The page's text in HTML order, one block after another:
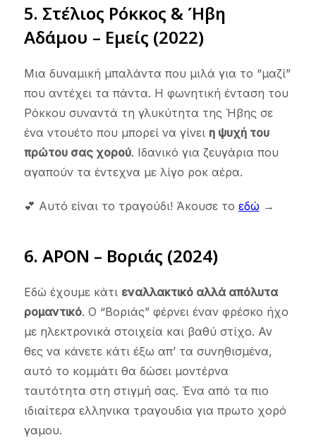
5. Στέλιος Ρόκκος & Ήβη
Αδάμου – Εμείς (2022)
Μια δυναμική μπαλάντα που μιλά για το “μαζί”
που αντέχει τα πάντα. Η φωνητική ένταση του
Ρόκκου συναντά τη γλυκύτητα της Ήβης σε
ένα ντουέτο που μπορεί να γίνει η ψυχή του
πρώτου σας χορού. Ιδανικό για ζευγάρια που
αγαπούν τα έντεχνα με λίγο ροκ αέρα.
💕 Αυτό είναι το τραγούδι! Άκουσε το εδώ →
6. APON – Βοριάς (2024)
Εδώ έχουμε κάτι εναλλακτικό αλλά απόλυτα
ρομαντικό. Ο “Βοριάς” φέρνει έναν φρέσκο ήχο
με ηλεκτρονικά στοιχεία και βαθύ στίχο. Αν
θες να κάνετε κάτι έξω απ’ τα συνηθισμένα,
αυτό το κομμάτι θα δώσει μοντέρνα
ταυτότητα στη στιγμή σας. Ένα από τα πιο
ιδιαίτερα ελληνικα τραγουδια για πρωτο χορό
γαμου.